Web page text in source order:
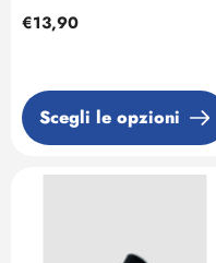
Prezzo
€13,90
Scegli le opzioni